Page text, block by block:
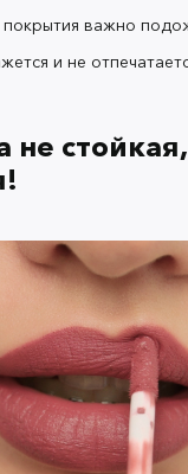
помады
и может
нанести
то есть
излишек. Так
смажется.
по которой
губах — избыток
важно
и не
не